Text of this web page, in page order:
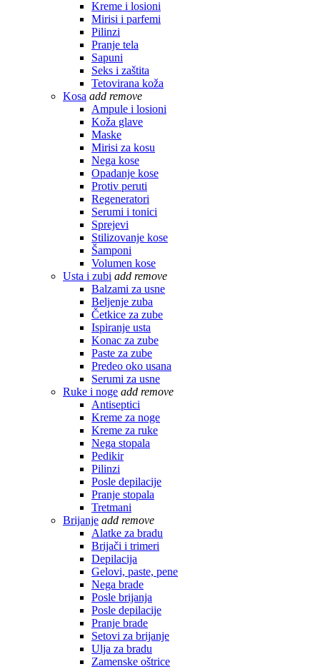
Kreme i losioni
Mirisi i parfemi
Pilinzi
Pranje tela
Sapuni
Seks i zaštita
Tetovirana koža
Kosa add remove
Ampule i losioni
Koža glave
Maske
Mirisi za kosu
Nega kose
Opadanje kose
Protiv peruti
Regeneratori
Serumi i tonici
Sprejevi
Stilizovanje kose
Šamponi
Volumen kose
Usta i zubi add remove
Balzami za usne
Beljenje zuba
Četkice za zube
Ispiranje usta
Konac za zube
Paste za zube
Predeo oko usana
Serumi za usne
Ruke i noge add remove
Antiseptici
Kreme za noge
Kreme za ruke
Nega stopala
Pedikir
Pilinzi
Posle depilacije
Pranje stopala
Tretmani
Brijanje add remove
Alatke za bradu
Brijači i trimeri
Depilacija
Gelovi, paste, pene
Nega brade
Posle brijanja
Posle depilacije
Pranje brade
Setovi za brijanje
Ulja za bradu
Zamenske oštrice